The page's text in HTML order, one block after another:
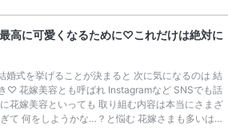
りました。 実施している自治体は限られているの
（結婚助成金）」検索サイトで、 ぜひチェックし
新生活支援事業（結婚助成金）」検索サイト ​特徴
高に可愛くなるために♡これだけは絶対に
婚式を挙げることが決まると 次に気になるのは 結
♡ 花嫁美容とも呼ばれ Instagramなど SNSでも話
花嫁美容といっても 取り組む内容は本当にさまざ
て 何をしようかな…？と悩む 花嫁さまも多いはず